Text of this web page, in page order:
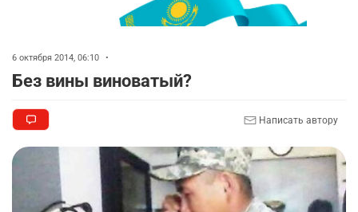
6 октября 2014, 06:10 •
Без вины виноватый?
Написать автору